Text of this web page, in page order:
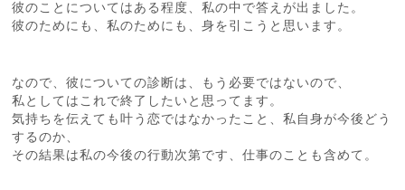
彼のことについてはある程度、私の中で答えが出ました。
彼のためにも、私のためにも、身を引こうと思います。
なので、彼についての診断は、もう必要ではないので、
私としてはこれで終了したいと思ってます。
気持ちを伝えても叶う恋ではなかったこと、私自身が今後どう
するのか、
その結果は私の今後の行動次第です、仕事のことも含めて。